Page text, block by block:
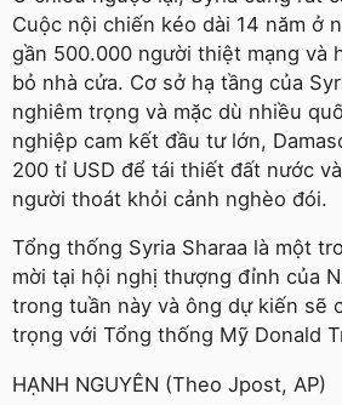
Cuộc nội chiến kéo dài 14 năm ở
gần 500.000 người thiệt mạng và
bỏ nhà cửa. Cơ sở hạ tầng của
nghiêm trọng và mặc dù nhiều
nghiệp cam kết đầu tư lớn,
200 tỉ USD để tái thiết đất nước
người thoát khỏi cảnh nghèo đói.
Tổng thống Syria Sharaa là một
mời tại hội nghị thượng đỉnh của
trong tuần này và ông dự kiến sẽ
trọng với Tổng thống Mỹ Donald
HẠNH NGUYÊN (Theo Jpost, AP)